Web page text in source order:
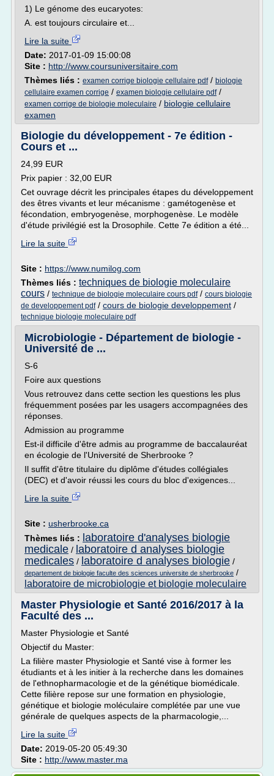
1) Le génome des eucaryotes:
A. est toujours circulaire et...
Lire la suite
Date: 2017-01-09 15:00:08
Site : http://www.coursuniversitaire.com
Thèmes liés : examen corrige biologie cellulaire pdf/ biologie
cellulaire examen corrige / examen biologie cellulaire pdf/
examen corrige de biologie moleculaire / biologie cellulaire
examen
Biologie du développement - 7e édition -
Cours et ...
24,99 EUR
Prix papier : 32,00 EUR
Cet ouvrage décrit les principales étapes du développement
des êtres vivants et leur mécanisme : gamétogenèse et
fécondation, embryogenèse, morphogenèse. Le modèle
d'étude privilégié est la Drosophile. Cette 7e édition a été...
Lire la suite
Site : https://www.numilog.com
Thèmes liés : techniques de biologie moleculaire
cours / technique de biologie moleculaire cours pdf/ cours biologie
de developpement pdf/ cours de biologie developpement /
technique biologie moleculaire pdf
Microbiologie - Département de biologie -
Université de ...
S-6
Foire aux questions
Vous retrouvez dans cette section les questions les plus
fréquemment posées par les usagers accompagnées des
réponses.
Admission au programme
Est-il difficile d'être admis au programme de baccalauréat
en écologie de l'Université de Sherbrooke ?
Il suffit d'être titulaire du diplôme d'études collégiales
(DEC) et d'avoir réussi les cours du bloc d'exigences...
Lire la suite
Site : usherbrooke.ca
Thèmes liés : laboratoire d'analyses biologie
medicale / laboratoire d analyses biologie
medicales / laboratoire d analyses biologie /
departement de biologie faculte des sciences universite de sherbrooke /
laboratoire de microbiologie et biologie moleculaire
Master Physiologie et Santé 2016/2017 à la
Faculté des ...
Master Physiologie et Santé
Objectif du Master:
La filière master Physiologie et Santé vise à former les
étudiants et à les initier à la recherche dans les domaines
de l'ethnopharmacologie et de la génétique biomédicale.
Cette filière repose sur une formation en physiologie,
génétique et biologie moléculaire complétée par une vue
générale de quelques aspects de la pharmacologie,...
Lire la suite
Date: 2019-05-20 05:49:30
Site : http://www.master.ma